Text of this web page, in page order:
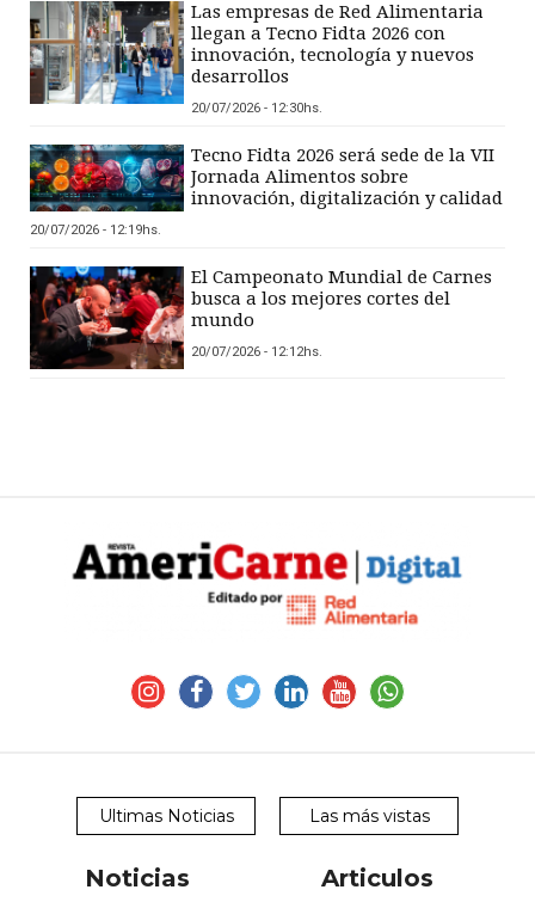
Las empresas de Red Alimentaria
llegan a Tecno Fidta 2026 con
innovación, tecnología y nuevos
desarrollos
20/07/2026 - 12:30hs.
Tecno Fidta 2026 será sede de la VII
Jornada Alimentos sobre
innovación, digitalización y calidad
20/07/2026 - 12:19hs.
El Campeonato Mundial de Carnes
busca a los mejores cortes del
mundo
20/07/2026 - 12:12hs.
Ultimas Noticias Las más vistas
Noticias
Articulos